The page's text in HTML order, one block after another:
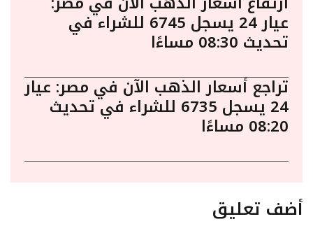
عيار 24 يسجل 6745 للشراء في
تحديث 08:30 مساءًا
تراجع أسعار الذهب الآن في مصر: عيار
24 يسجل 6735 للشراء في تحديث
08:20 مساءًا
أضف تعليق